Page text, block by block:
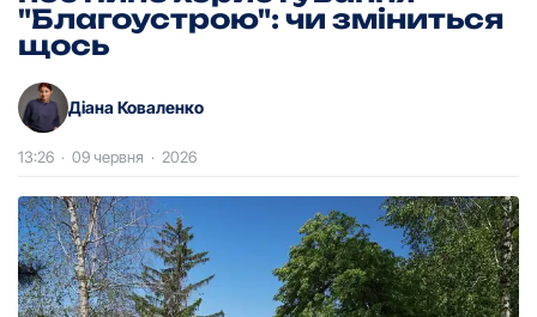
"Благоустрою": чи зміниться
щось
Діана Коваленко
13:26 · 09 червня · 2026